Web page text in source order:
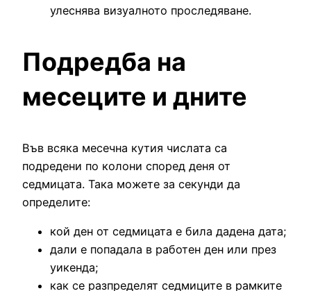
улеснява визуалното проследяване.
Подредба на
месеците и дните
Във всяка месечна кутия числата са
подредени по колони според деня от
седмицата. Така можете за секунди да
определите:
кой ден от седмицата е била дадена дата;
дали е попадала в работен ден или през
уикенда;
как се разпределят седмиците в рамките